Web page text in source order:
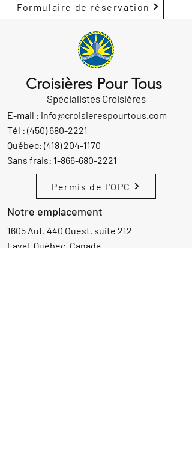
Formulaire de réservation
Croisières Pour Tous
Spécialistes Croisières
E-mail : info@croisierespourtous.com
Tél : (450) 680-2221
Québec: (418) 204-1170
Sans frais: 1-866-680-2221
Permis de l'OPC
Notre emplacement
1605 Aut. 440 Ouest, suite 212
Laval, Québec, Canada